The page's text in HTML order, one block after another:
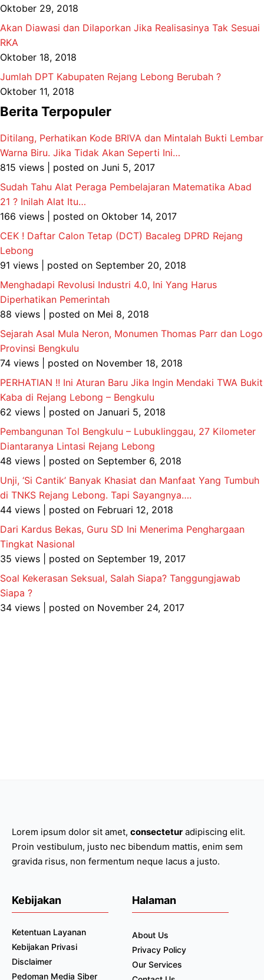
Oktober 29, 2018
Akan Diawasi dan Dilaporkan Jika Realisasinya Tak Sesuai
RKA
Oktober 18, 2018
Jumlah DPT Kabupaten Rejang Lebong Berubah ?
Oktober 11, 2018
Berita Terpopuler
Ditilang, Perhatikan Kode BRIVA dan Mintalah Bukti Lembar
Warna Biru. Jika Tidak Akan Seperti Ini…
815 views
posted on Juni 5, 2017
Sudah Tahu Alat Peraga Pembelajaran Matematika Abad
21 ? Inilah Alat Itu…
166 views
posted on Oktober 14, 2017
CEK ! Daftar Calon Tetap (DCT) Bacaleg DPRD Rejang
Lebong
91 views
posted on September 20, 2018
Menghadapi Revolusi Industri 4.0, Ini Yang Harus
Diperhatikan Pemerintah
88 views
posted on Mei 8, 2018
Sejarah Asal Mula Neron, Monumen Thomas Parr dan Logo
Provinsi Bengkulu
74 views
posted on November 18, 2018
PERHATIAN !! Ini Aturan Baru Jika Ingin Mendaki TWA Bukit
Kaba di Rejang Lebong – Bengkulu
62 views
posted on Januari 5, 2018
Pembangunan Tol Bengkulu – Lubuklinggau, 27 Kilometer
Diantaranya Lintasi Rejang Lebong
48 views
posted on September 6, 2018
Unji, ‘Si Cantik’ Banyak Khasiat dan Manfaat Yang Tumbuh
di TNKS Rejang Lebong. Tapi Sayangnya….
44 views
posted on Februari 12, 2018
Dari Kardus Bekas, Guru SD Ini Menerima Penghargaan
Tingkat Nasional
35 views
posted on September 19, 2017
Soal Kekerasan Seksual, Salah Siapa? Tanggungjawab
Siapa ?
34 views
posted on November 24, 2017
Lorem ipsum dolor sit amet, consectetur adipiscing elit.
Proin vestibulum, justo nec bibendum mattis, enim sem
gravida risus, non fermentum neque lacus a justo.
Kebijakan
Ketentuan Layanan
Kebijakan Privasi
Disclaimer
Pedoman Media Siber
Halaman
About Us
Privacy Policy
Our Services